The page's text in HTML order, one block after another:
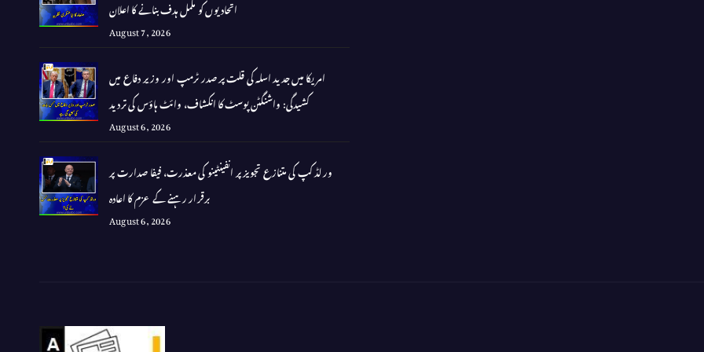
اتحادیوں کو مکمل ہدف بنانے کا اعلان
August 7, 2026
امریکا میں جدید اسلہ کی قلت پر صدر ٹرمپ اور وزیر دفاع میں
کشیدگی: واشنگٹن پوسٹ کا انکشاف، وائٹ ہاؤس کی تردید
August 6, 2026
ورلڈ کپ کی متنازع تجویز پر انفینٹینو کی معذرت، فیفا صدارت پر
برقرار رہنے کے عزم کا اعادہ
August 6, 2026